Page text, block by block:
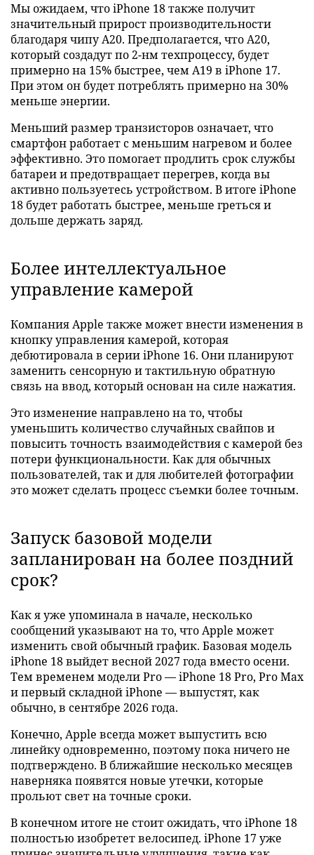
Мы ожидаем, что iPhone 18 также получит
значительный прирост производительности
благодаря чипу A20. Предполагается, что A20,
который создадут по 2-нм техпроцессу, будет
примерно на 15% быстрее, чем A19 в iPhone 17.
При этом он будет потреблять примерно на 30%
меньше энергии.
Меньший размер транзисторов означает, что
смартфон работает с меньшим нагревом и более
эффективно. Это помогает продлить срок службы
батареи и предотвращает перегрев, когда вы
активно пользуетесь устройством. В итоге iPhone
18 будет работать быстрее, меньше греться и
дольше держать заряд.
Более интеллектуальное
управление камерой
Компания Apple также может внести изменения в
кнопку управления камерой, которая
дебютировала в серии iPhone 16. Они планируют
заменить сенсорную и тактильную обратную
связь на ввод, который основан на силе нажатия.
Это изменение направлено на то, чтобы
уменьшить количество случайных свайпов и
повысить точность взаимодействия с камерой без
потери функциональности. Как для обычных
пользователей, так и для любителей фотографии
это может сделать процесс съемки более точным.
Запуск базовой модели
запланирован на более поздний
срок?
Как я уже упоминала в начале, несколько
сообщений указывают на то, что Apple может
изменить свой обычный график. Базовая модель
iPhone 18 выйдет весной 2027 года вместо осени.
Тем временем модели Pro — iPhone 18 Pro, Pro Max
и первый складной iPhone — выпустят, как
обычно, в сентябре 2026 года.
Конечно, Apple всегда может выпустить всю
линейку одновременно, поэтому пока ничего не
подтверждено. В ближайшие несколько месяцев
наверняка появятся новые утечки, которые
прольют свет на точные сроки.
В конечном итоге не стоит ожидать, что iPhone 18
полностью изобретет велосипед. iPhone 17 уже